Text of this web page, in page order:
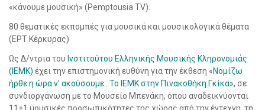
«κάνουμε μουσική» (Pemptousia TV).
80 θεματικές εκπομπές για μουσικά και μουσικολογικά θέματα
(ΕΡΤ Κέρκυρας)
Ως Δ/ντρια του Ινστιτούτου Ελληνικής Μουσικής Κληρονομιάς
(ΙΕΜΚ) έχει την επιστημονική ευθύνη για την έκθεση «Νομίζω
ήρθε η ώρα ν’ ακούσουμε…Το ΙΕΜΚ στην Πινακοθήκη Γκίκα», σε
συνδιοργάνωση με το Μουσείο Μπενάκη, όπου αναδεικνύονται